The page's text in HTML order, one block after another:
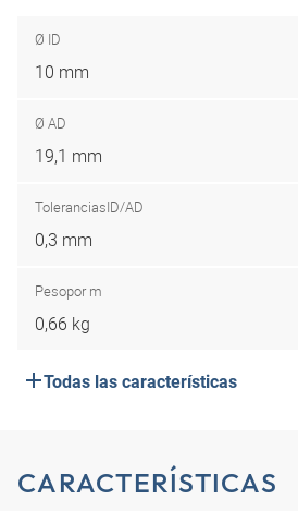
Ø ID
10 mm
Ø AD
19,1 mm
ToleranciasID/AD
0,3 mm
Pesopor m
0,66 kg
Todas las características
CARACTERÍSTICAS